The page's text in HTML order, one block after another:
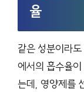
율
같은 성분이라
에서의 흡수율
는데, 영양제를